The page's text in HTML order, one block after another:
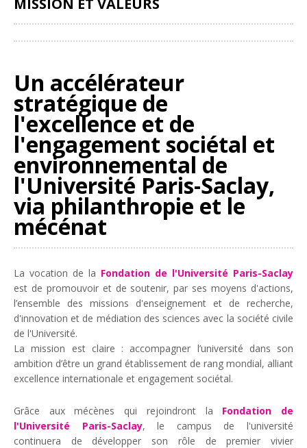
MISSION ET VALEURS
Un accélérateur
stratégique de
l'excellence et de
l'engagement sociétal et
environnemental de
l'Université Paris-Saclay,
via philanthropie et le
mécénat
La vocation de la Fondation de l'Université Paris-Saclay
est de promouvoir et de soutenir, par ses moyens d'actions,
l’ensemble des missions d'enseignement et de recherche,
d'innovation et de médiation des sciences avec la société civile
de l'Université.
La mission est claire : accompagner l’université dans son
ambition d’être un grand établissement de rang mondial, alliant
excellence internationale et engagement sociétal.
Grâce aux mécènes qui rejoindront la Fondation de
l'Université Paris-Saclay, le campus de l'université
continuera de développer son rôle de premier vivier